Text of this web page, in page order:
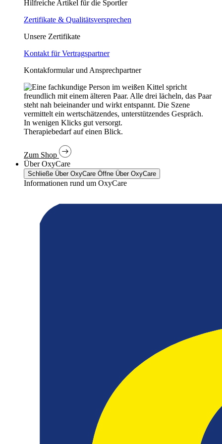
Hilfreiche Artikel für die Sportler
Zertifikate & Qualitätsversprechen
Unsere Zertifikate
Kontakt für Vertragspartner
Kontakformular und Ansprechpartner
In wenigen Klicks gut versorgt.
Therapiebedarf auf einen Blick.
Zum Shop
Über OxyCare
Schließe Über OxyCare Öffne Über OxyCare
Informationen rund um OxyCare